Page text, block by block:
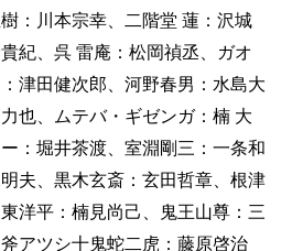
：川本宗幸、二階堂 蓮：沢城
紀、呉 雷庵：松岡禎丞、ガオ
津田健次郎、河野春男：水島大
也、ムテバ・ギゼンガ：楠 大
：堀井茶渡、室淵剛三：一条和
夫、黒木玄斎：玄田哲章、根津
洋平：楠見尚己、鬼王山尊：三
アツシ十鬼蛇二虎：藤原啓治